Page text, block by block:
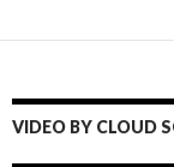
VIDEO BY CLOUD